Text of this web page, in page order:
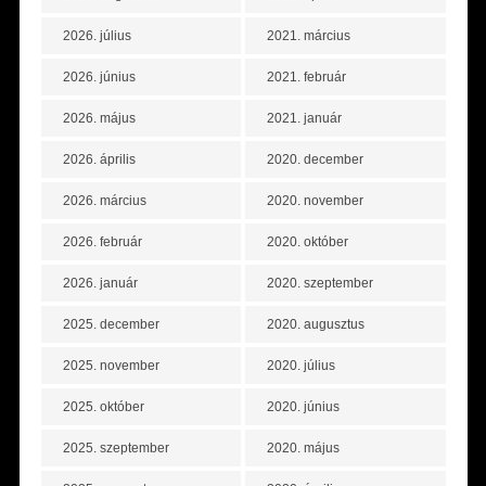
2026. július
2026. június
2026. május
2026. április
2026. március
2026. február
2026. január
2025. december
2025. november
2025. október
2025. szeptember
2021. március
2021. február
2021. január
2020. december
2020. november
2020. október
2020. szeptember
2020. augusztus
2020. július
2020. június
2020. május